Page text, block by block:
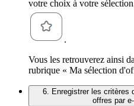
votre choix à votre
.
Vous les retrouverez ainsi
rubrique « Ma sélection
6. Enregistrer les critères
offres par